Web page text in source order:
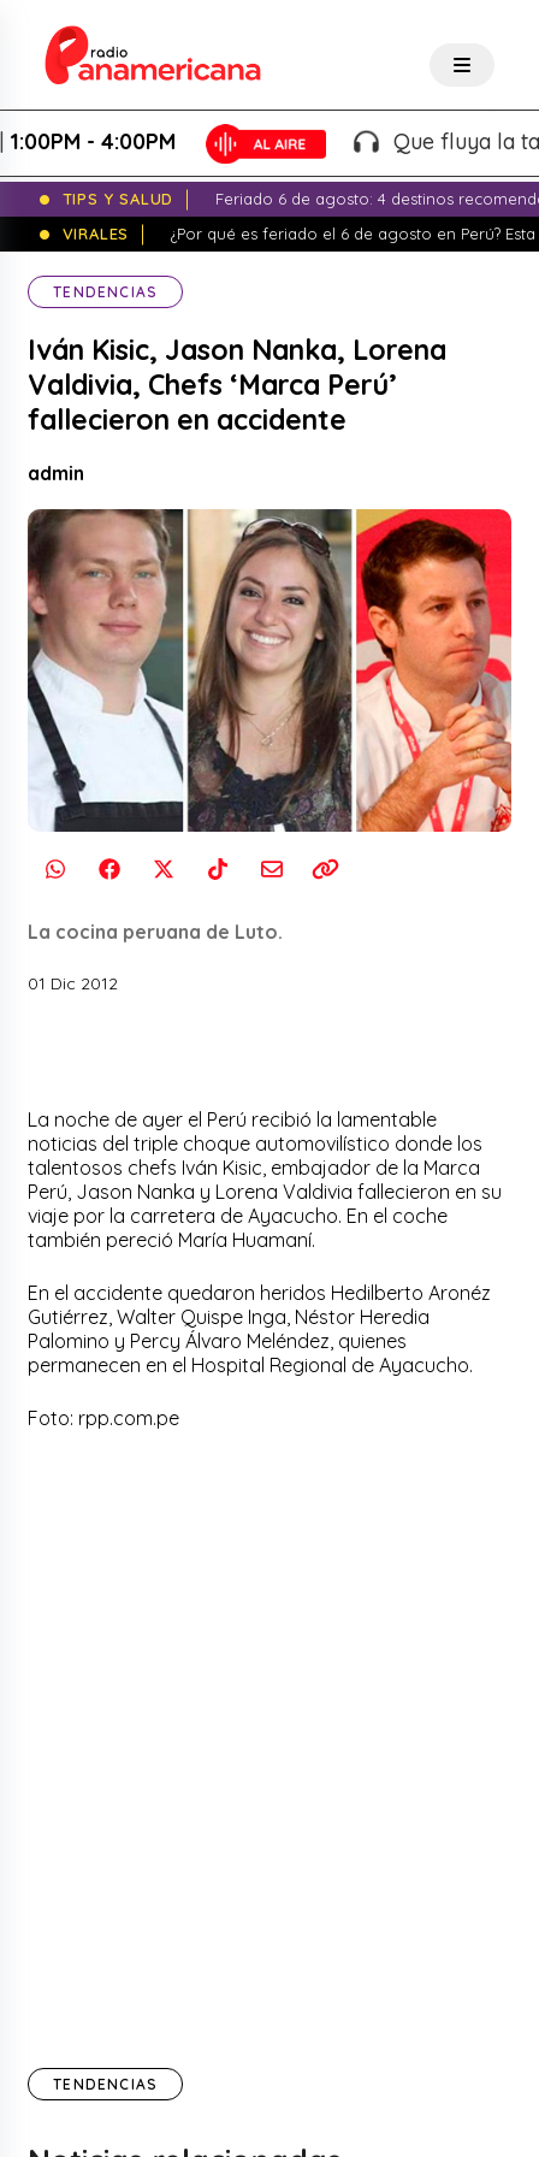
- 4:00PM Que fluya la
TIPS Y SALUD
Feriado 6 de agosto: 4 destinos
VIRALES
¿Por qué es feriado el 6 de agosto en Perú?
TENDENCIAS
Iván Kisic, Jason Nanka, Lorena
Valdivia, Chefs ‘Marca Perú’
fallecieron en accidente
admin
La cocina peruana de Luto.
01 Dic 2012
La noche de ayer el Perú recibió la lamentable
noticias del triple choque automovilístico donde los
talentosos chefs Iván Kisic, embajador de la Marca
Perú, Jason Nanka y Lorena Valdivia fallecieron en su
viaje por la carretera de Ayacucho. En el coche
también pereció María Huamaní.
En el accidente quedaron heridos Hedilberto Aronéz
Gutiérrez, Walter Quispe Inga, Néstor Heredia
Palomino y Percy Álvaro Meléndez, quienes
permanecen en el Hospital Regional de Ayacucho.
Foto: rpp.com.pe
TENDENCIAS